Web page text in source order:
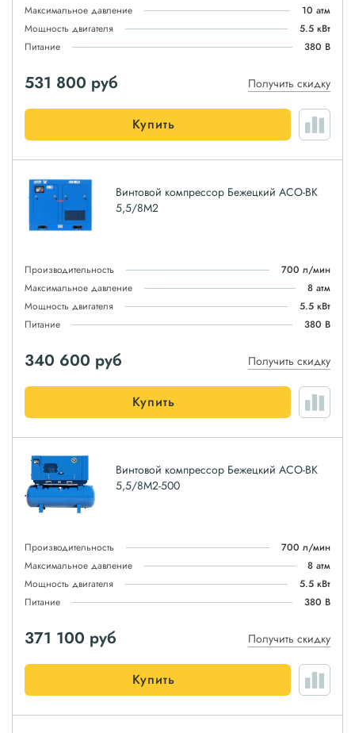
Максимальное давление
10 атм
Мощность двигателя
5.5 кВт
Питание
380 В
531 800 руб Получить скидку
Купить
Винтовой компрессор Бежецкий АСО-ВК
5,5/8М2
Производительность
700 л/мин
Максимальное давление
8 атм
Мощность двигателя
5.5 кВт
Питание
380 В
340 600 руб Получить скидку
Купить
Винтовой компрессор Бежецкий АСО-ВК
5,5/8М2-500
Производительность
700 л/мин
Максимальное давление
8 атм
Мощность двигателя
5.5 кВт
Питание
380 В
371 100 руб Получить скидку
Купить